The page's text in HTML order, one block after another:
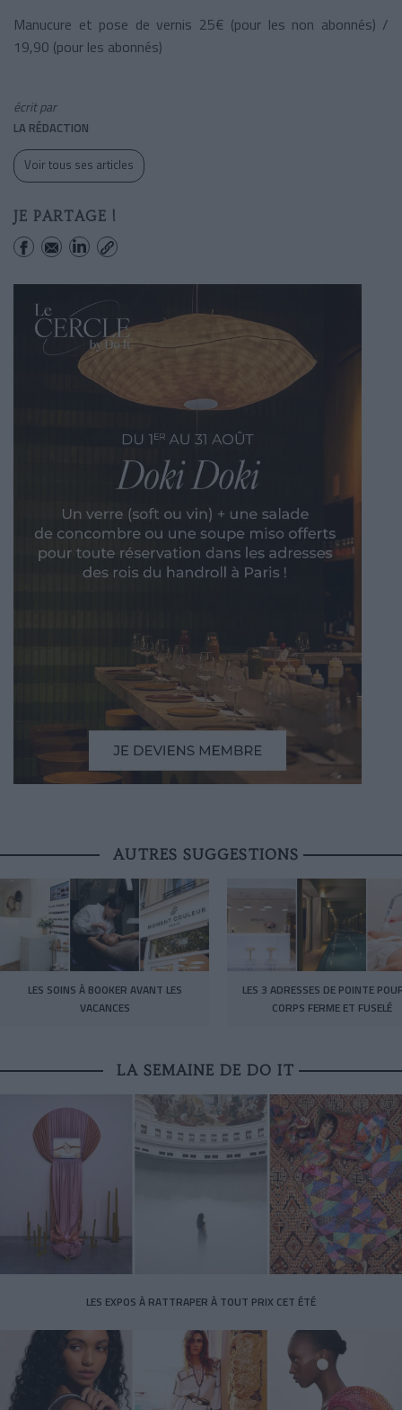
Manucure et pose de vernis 25€ (pour les non abonnés) /
19,90 (pour les abonnés)
écrit par
LA RÉDACTION
Voir tous ses articles
JE PARTAGE !
AUTRES SUGGESTIONS
LES SOINS À BOOKER AVANT LES
VACANCES
LES 3 ADRESSES DE POINTE
CORPS FERME ET FUSELÉ
LA SEMAINE DE DO IT
LES EXPOS À RATTRAPER À TOUT PRIX CET ÉTÉ